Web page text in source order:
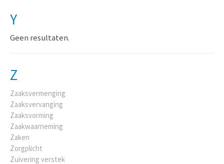
Y
Geen resultaten.
Z
Zaaksvermenging
Zaaksvervanging
Zaaksvorming
Zaakwaarneming
Zaken
Zorgplicht
Zuivering verstek